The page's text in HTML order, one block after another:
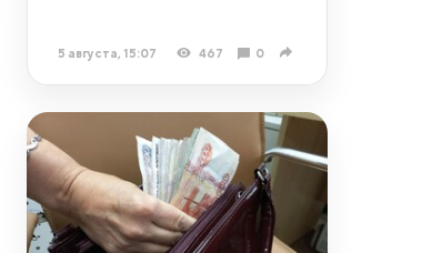
5 августа, 15:07 467 0